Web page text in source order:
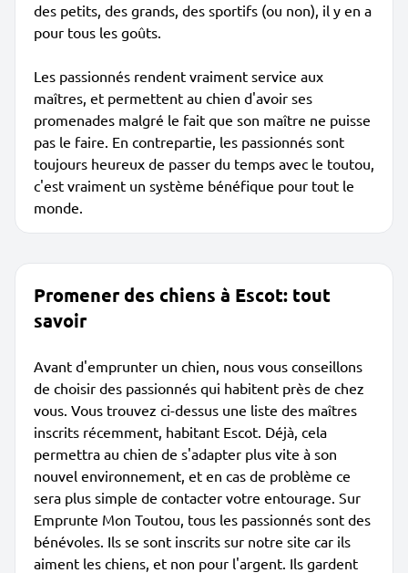
des petits, des grands, des sportifs (ou non), il y en a
pour tous les goûts.
Les passionnés rendent vraiment service aux
maîtres, et permettent au chien d'avoir ses
promenades malgré le fait que son maître ne puisse
pas le faire. En contrepartie, les passionnés sont
toujours heureux de passer du temps avec le toutou,
c'est vraiment un système bénéfique pour tout le
monde.
Promener des chiens à Escot: tout
savoir
Avant d'emprunter un chien, nous vous conseillons
de choisir des passionnés qui habitent près de chez
vous. Vous trouvez ci-dessus une liste des maîtres
inscrits récemment, habitant Escot. Déjà, cela
permettra au chien de s'adapter plus vite à son
nouvel environnement, et en cas de problème ce
sera plus simple de contacter votre entourage. Sur
Emprunte Mon Toutou, tous les passionnés sont des
bénévoles. Ils se sont inscrits sur notre site car ils
aiment les chiens, et non pour l'argent. Ils gardent